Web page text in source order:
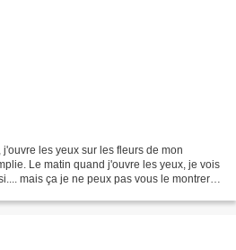
les yeux sur les fleurs de mon
Le matin quand j'ouvre les yeux, je vois
mais ça je ne peux pas vous le montrer